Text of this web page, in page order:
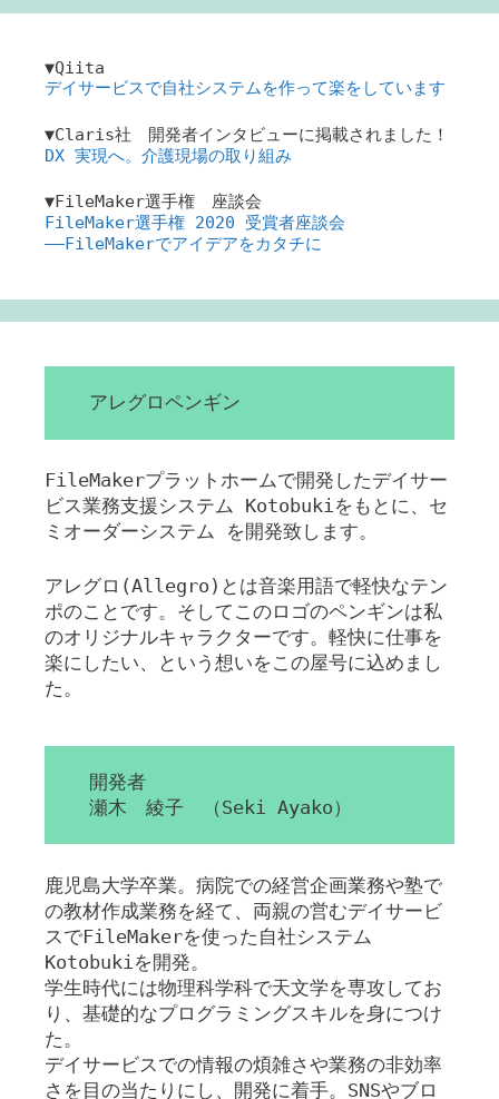
▼Qiita
デイサービスで自社システムを作って楽をしています
▼Claris社 開発者インタビューに掲載されました！
DX 実現へ。介護現場の取り組み
▼FileMaker選手権 座談会
FileMaker選手権 2020 受賞者座談会
――FileMakerでアイデアをカタチに
アレグロペンギン
FileMakerプラットホームで開発したデイサー
ビス業務支援システム Kotobukiをもとに、セ
ミオーダーシステム を開発致します。
アレグロ(Allegro)とは音楽用語で軽快なテン
ポのことです。そしてこのロゴのペンギンは私
のオリジナルキャラクターです。軽快に仕事を
楽にしたい、という想いをこの屋号に込めまし
た。
開発者
瀬木 綾子 （Seki Ayako）
鹿児島大学卒業。病院での経営企画業務や塾で
の教材作成業務を経て、両親の営むデイサービ
スでFileMakerを使った自社システム
Kotobukiを開発。
学生時代には物理科学科で天文学を専攻してお
り、基礎的なプログラミングスキルを身につけ
た。
デイサービスでの情報の煩雑さや業務の非効率
さを目の当たりにし、開発に着手。SNSやブロ